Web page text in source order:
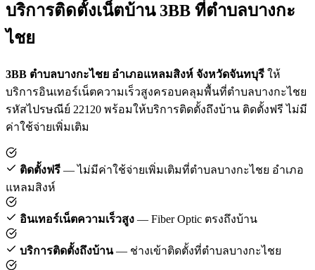
บริการติดตั้งเน็ตบ้าน 3BB ที่ตำบลบางกะ
ไชย
3BB ตำบลบางกะไชย อำเภอแหลมสิงห์ จังหวัดจันทบุรี ให้
บริการอินเทอร์เน็ตความเร็วสูงครอบคลุมพื้นที่ตำบลบางกะไชย
รหัสไปรษณีย์ 22120 พร้อมให้บริการติดตั้งถึงบ้าน ติดตั้งฟรี ไม่มี
ค่าใช้จ่ายเพิ่มเติม
ติดตั้งฟรี — ไม่มีค่าใช้จ่ายเพิ่มเติมที่ตำบลบางกะไชย อำเภอ
แหลมสิงห์
อินเทอร์เน็ตความเร็วสูง — Fiber Optic ตรงถึงบ้าน
บริการติดตั้งถึงบ้าน— ช่างเข้าติดตั้งที่ตำบลบางกะไชย